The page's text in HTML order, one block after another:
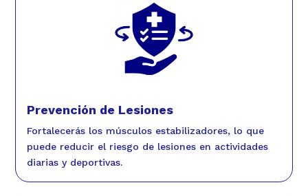
Prevención de Lesiones
Fortalecerás los músculos estabilizadores, lo que
puede reducir el riesgo de lesiones en actividades
diarias y deportivas.